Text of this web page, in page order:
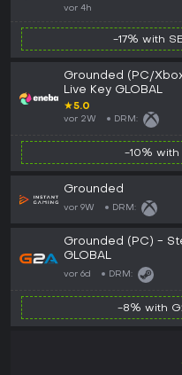
EU
vor 4h
-17% with
Grounded (PC/
Live Key GLOBAL
★5.0
vor 2W DRM:
-10% with
Grounded
vor 9W DRM:
Grounded (PC) -
GLOBAL
vor 6d DRM:
-8% with